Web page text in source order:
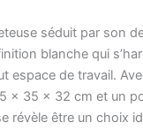
différentes du
Couture de
: la surjeteuse
coudre une
de types de
point overlock
séduit par son
blanche qui
espace de travail.
x 35 x 32 cm et un
révèle être un choix